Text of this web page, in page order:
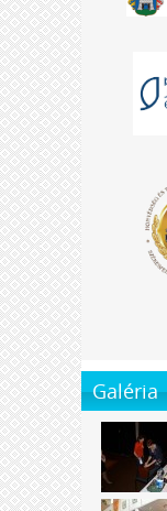
Galéria